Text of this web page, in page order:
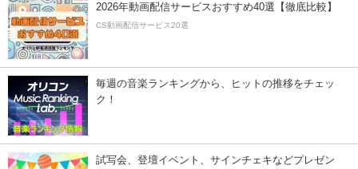
2026年動画配信サービスおすすめ40選【徹底比較】
CS動画配信サービス20選
毎週の音楽ランキングから、ヒットの推移をチェッ
ク！
試写会、登壇イベント、サインチェキなどプレゼン